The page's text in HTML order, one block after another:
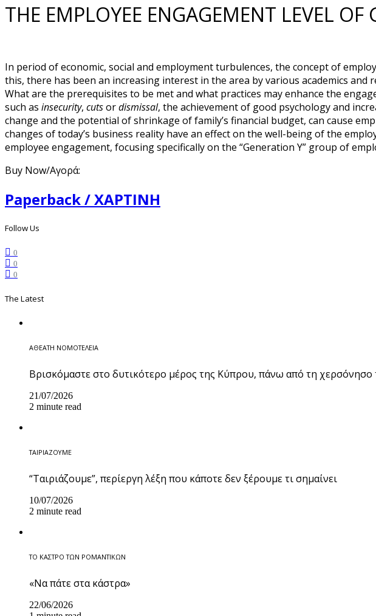
THE EMPLOYEE ENGAGEMENT LEVEL OF
In period of economic, social and employment turbulences, the concept of
this, there has been an increasing interest in the area by various academics and
What are the prerequisites to be met and what practices may enhance the
such as insecurity, cutsordismissal, the achievement of good psychology and
change and the potential of shrinkage of family’s financial budget, can cause
changes of today’s business reality have an effect on the well-being of the
employee engagement, focusing specifically on the “Generation Y” group of
Buy Now/Αγορά:
Paperback / ΧΑΡΤΙΝΗ
Follow Us
0
0
0
The Latest
ΑΘΕΑΤΗ ΝΟΜΟΤΕΛΕΙΑ
Βρισκόμαστε στο δυτικότερο μέρος της Κύπρου, πάνω από τη χερσόνησο
21/07/2026
2 minute read
ΤΑΙΡΙΑΖΟΥΜΕ
“Ταιριάζουμε”, περίεργη λέξη που κάποτε δεν ξέρουμε τι σημαίνει
10/07/2026
2 minute read
ΤΟ ΚΑΣΤΡΟ ΤΩΝ ΡΟΜΑΝΤΙΚΩΝ
«Να πάτε στα κάστρα»
22/06/2026